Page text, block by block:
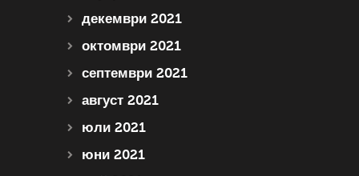
декември 2021
октомври 2021
септември 2021
август 2021
юли 2021
юни 2021